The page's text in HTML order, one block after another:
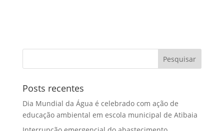
Posts recentes
Dia Mundial da Água é celebrado com ação de
educação ambiental em escola municipal de Atibaia